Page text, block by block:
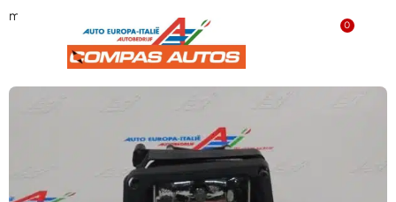
0
mistlamp rechts ‘GEBRUIKT’ 82486113